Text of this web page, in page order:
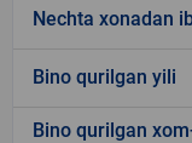
Nechta xonadan
Bino qurilgan yili
Bino qurilgan